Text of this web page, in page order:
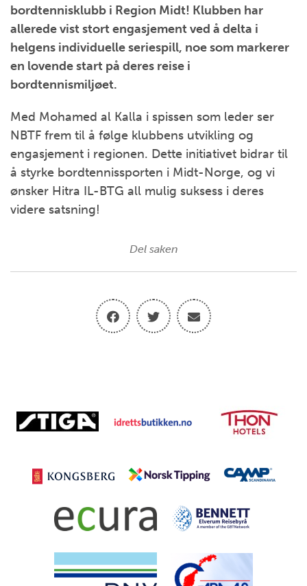
bordtennisklubb i Region Midt! Klubben har
allerede vist stort engasjement ved å delta i
helgens individuelle seriespill, noe som markerer
en lovende start på deres reise i
bordtennismiljøet.
Med Mohamed al Kalla i spissen som leder ser
NBTF frem til å følge klubbens utvikling og
engasjement i regionen. Dette initiativet bidrar til
å styrke bordtennissporten i Midt-Norge, og vi
ønsker Hitra IL-BTG all mulig suksess i deres
videre satsning!
Del saken